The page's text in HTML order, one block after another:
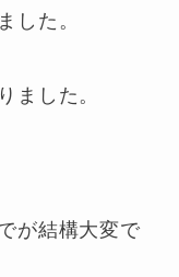
した。
ました。
が結構大変で